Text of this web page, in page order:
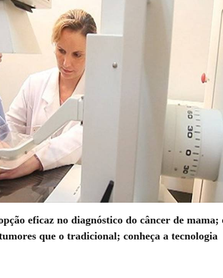
eficaz no diagnóstico do câncer de mama;
que o tradicional; conheça a tecnologia